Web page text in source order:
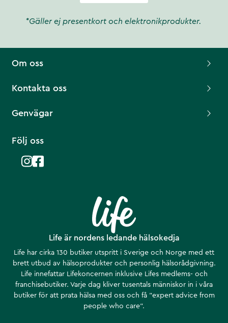
*Gäller ej presentkort och elektronikprodukter.
Life är nordens ledande hälsokedja
Life har cirka 130 butiker utspritt i Sverige och Norge med ett
brett utbud av hälsoprodukter och personlig hälsorådgivning.
Life innefattar Lifekoncernen inklusive Lifes medlems- och
franchisebutiker. Varje dag kliver tusentals människor in i våra
butiker för att prata hälsa med oss och få ”expert advice from
people who care”.
Om oss
Kontakta oss
Genvägar
Följ oss